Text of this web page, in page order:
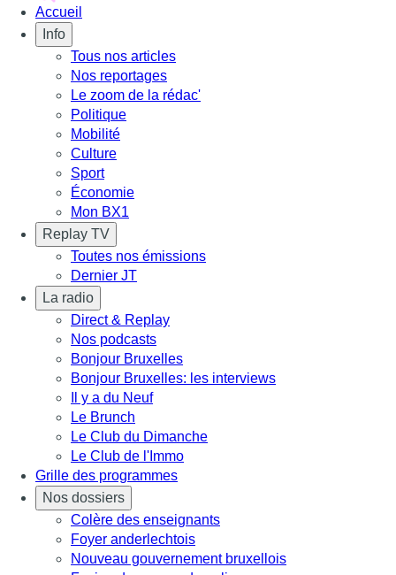
Accueil
Info
Tous nos articles
Nos reportages
Le zoom de la rédac'
Politique
Mobilité
Culture
Sport
Économie
Mon BX1
Replay TV
Toutes nos émissions
Dernier JT
La radio
Direct & Replay
Nos podcasts
Bonjour Bruxelles
Bonjour Bruxelles: les interviews
Il y a du Neuf
Le Brunch
Le Club du Dimanche
Le Club de l'Immo
Grille des programmes
Nos dossiers
Colère des enseignants
Foyer anderlechtois
Nouveau gouvernement bruxellois